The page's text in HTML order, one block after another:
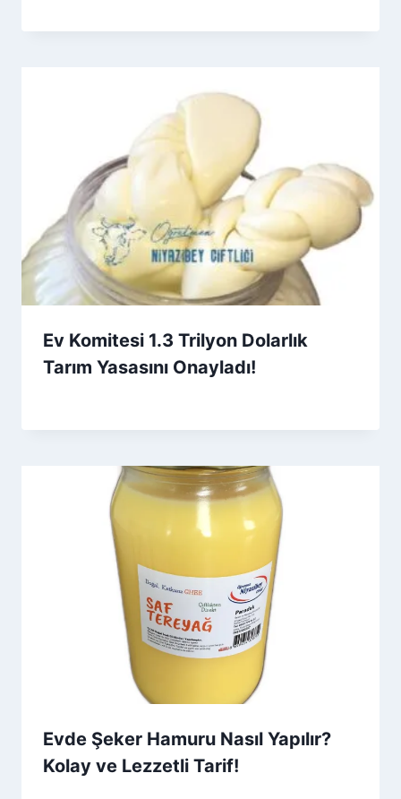
Ev Komitesi 1.3 Trilyon Dolarlık
Tarım Yasasını Onayladı!
Evde Şeker Hamuru Nasıl Yapılır?
Kolay ve Lezzetli Tarif!